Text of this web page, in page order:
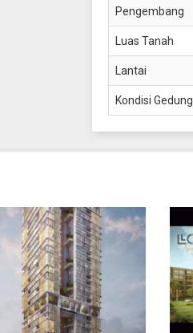
Pengembang
Luas Tanah
Lantai
Kondisi Gedung